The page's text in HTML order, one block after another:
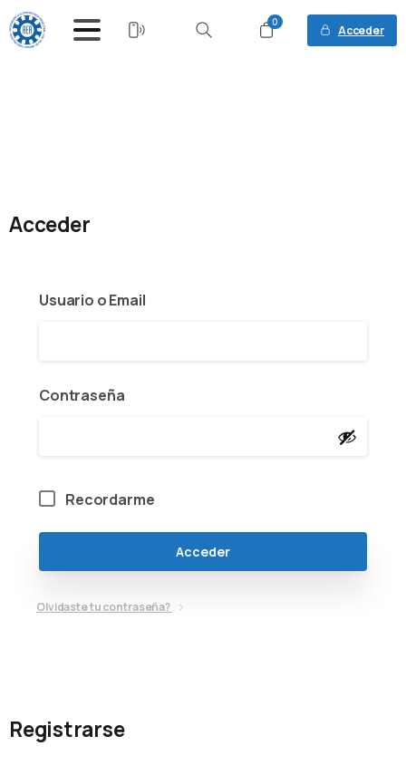
Buscar
0
Acceder
Acceder
Usuario o Email
Contraseña
Recordarme
Acceder
Olvidaste tu contraseña?
Registrarse